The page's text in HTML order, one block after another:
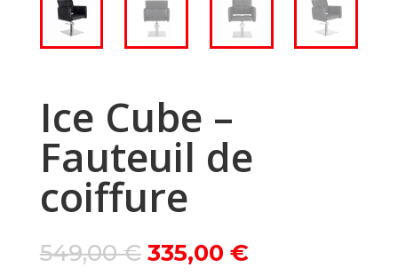
Ice Cube –
Fauteuil de
coiffure
549,00€ Le
335,00 €Le